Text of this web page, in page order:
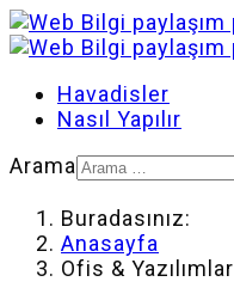
Havadisler
Nasıl Yapılır
Arama
Buradasınız:
Anasayfa
Ofis & Yazılımlar